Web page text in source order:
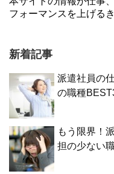
フォーマンスを上げる
新着記事
派遣社員の
の職種
もう限界！
担の少ない